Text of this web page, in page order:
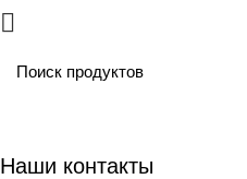
Наши контакты